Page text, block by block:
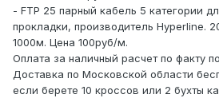
- FTP 25 парный кабель 5 категории
прокладки, производитель Hyperline.
1000м. Цена 100руб/м.
Оплата за наличный расчет по факту
Доставка по Московской области
если берете 10 кроссов или 2 бухты